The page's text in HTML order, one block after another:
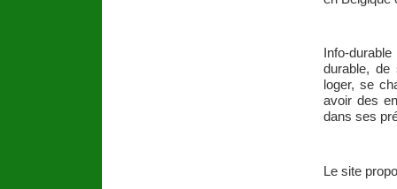
Info-
durable, de
loger, se
avoir des
dans ses
Le site